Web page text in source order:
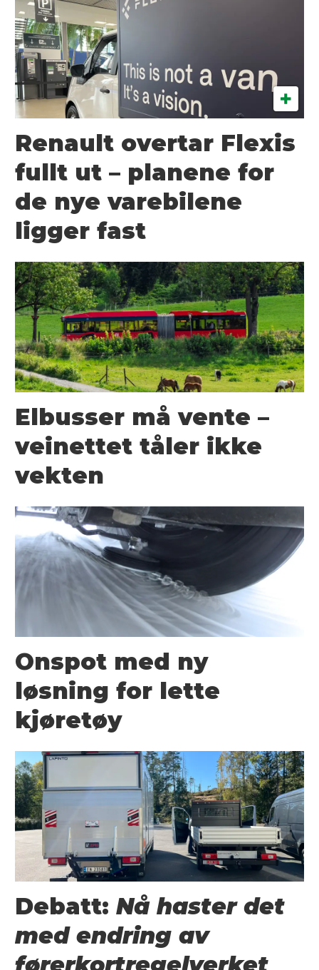
Renault overtar Flexis
fullt ut – planene for
de nye varebilene
ligger fast
Elbusser må vente –
veinettet tåler ikke
vekten
Onspot med ny
løsning for lette
kjøretøy
Debatt: Nå haster det
med endring av